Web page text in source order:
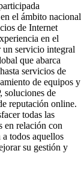
el ámbito nacional
de Internet
en el
un servicio integral
que abarca
servicios de
de equipos y
soluciones de
reputación online.
todas las
en relación con
todos aquellos
su gestión y